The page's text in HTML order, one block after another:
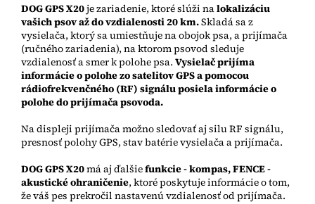
DOG GPS X20je zariadenie, ktoré slúži nalokalizáciu
vašich psov až do vzdialenosti 20 km.Skladá sa z
vysielača, ktorý sa umiestňuje na obojok psa, a prijímača
(ručného zariadenia), na ktorom psovod sleduje
vzdialenosť a smer k polohe psa. Vysielač prijíma
informácie o polohe zo satelitov GPS a pomocou
rádiofrekvenčného (RF) signálu posiela informácie o
polohe do prijímača psovoda.
Na displeji prijímača možno sledovať aj silu RF signálu,
presnosť polohy GPS, stav batérie vysielača a prijímača.
DOG GPS X20má aj ďalšiefunkcie - kompas, FENCE -
akustické ohraničenie, ktoré poskytuje informácie o tom,
že váš pes prekročil nastavenú vzdialenosť od prijímača.